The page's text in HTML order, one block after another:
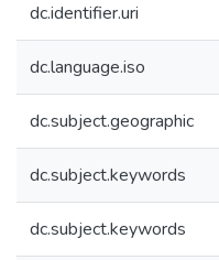
dc.identifier.uri
dc.language.iso
dc.subject.geographic
dc.subject.keywords
dc.subject.keywords